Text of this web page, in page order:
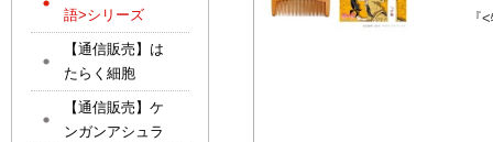
『
語>シリーズ
【通信販売】は
たらく細胞
【通信販売】ケ
ンガンアシュラ